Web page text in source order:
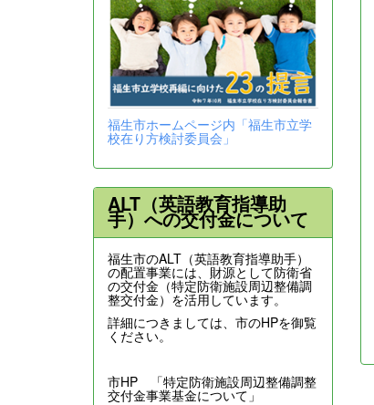
福生市ホームページ内「福生市立学
校在り方検討委員会」
ALT（英語教育指導助
手）への交付金について
福生市のALT（英語教育指導助手）
の配置事業には、財源として防衛省
の交付金（特定防衛施設周辺整備調
整交付金）を活用しています。
詳細につきましては、市のHPを御覧
ください。
市HP 「特定防衛施設周辺整備調整
交付金事業基金について」